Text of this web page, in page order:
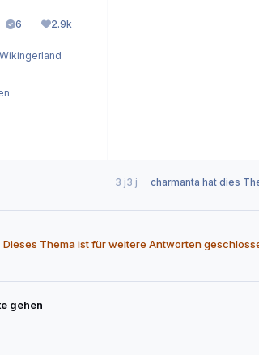
6
Lösungen2.9k
Reputation
Wikingerland
3 j3 j charmanta hat dies
Dieses Thema ist für weitere Antworten
gehen